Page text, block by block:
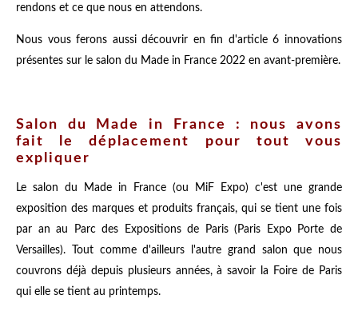
rendons et ce que nous en attendons.
Nous vous ferons aussi découvrir en fin d'article 6 innovations
présentes sur le salon du Made in France 2022 en avant-première.
Salon du Made in France : nous avons
fait le déplacement pour tout vous
expliquer
Le salon du Made in France (ou MiF Expo) c'est une grande
exposition des marques et produits français, qui se tient une fois
par an au Parc des Expositions de Paris (Paris Expo Porte de
Versailles). Tout comme d'ailleurs l'autre grand salon que nous
couvrons déjà depuis plusieurs années, à savoir la Foire de Paris
qui elle se tient au printemps.